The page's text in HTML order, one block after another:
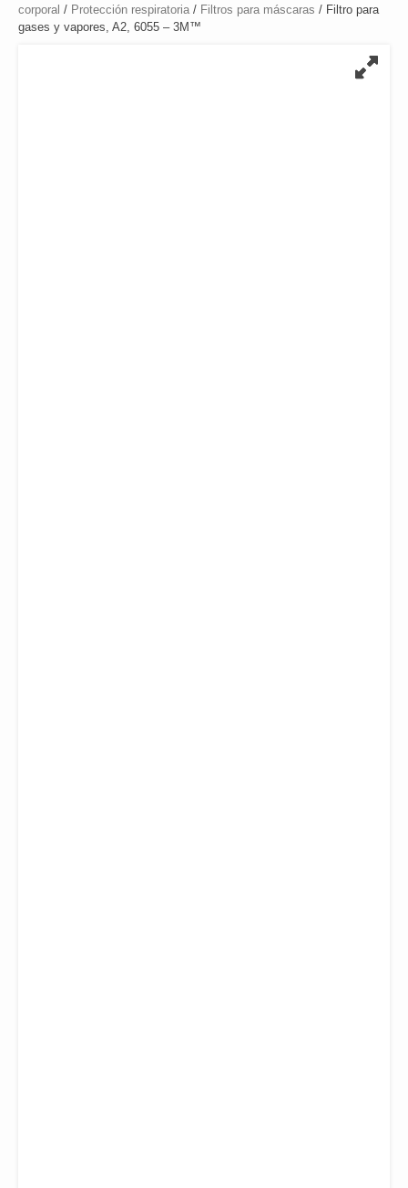
corporal / Protección respiratoria / Filtros para máscaras / Filtro para
gases y vapores, A2, 6055 – 3M™